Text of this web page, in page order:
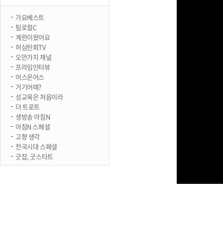
가요베스트
팀로컬C
계란이왔어요
허심탄회TV
오만가지 채널
프라임인터뷰
어스온어스
거기어때?
성교육은 처음이라
더 트로트
생방송 아침N
아침N 스페셜
고향 생각
전국시대 스페셜
굿잡, 굿스타트